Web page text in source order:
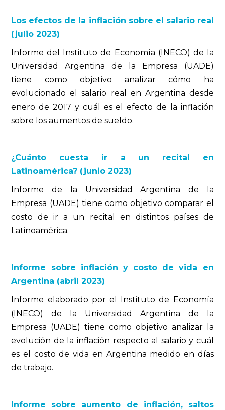
Los efectos de la inflación sobre el salario real
(julio 2023)
Informe del Instituto de Economía (INECO) de la
Universidad Argentina de la Empresa (UADE)
tiene como objetivo analizar cómo ha
evolucionado el salario real en Argentina desde
enero de 2017 y cuál es el efecto de la inflación
sobre los aumentos de sueldo.
¿Cuánto cuesta ir a un recital en
Latinoamérica? (junio 2023)
Informe de la Universidad Argentina de la
Empresa (UADE) tiene como objetivo comparar el
costo de ir a un recital en distintos países de
Latinoamérica.
Informe sobre inflación y costo de vida en
Argentina (abril 2023)
Informe elaborado por el Instituto de Economía
(INECO) de la Universidad Argentina de la
Empresa (UADE) tiene como objetivo analizar la
evolución de la inflación respecto al salario y cuál
es el costo de vida en Argentina medido en días
de trabajo.
Informe sobre aumento de inflación, saltos